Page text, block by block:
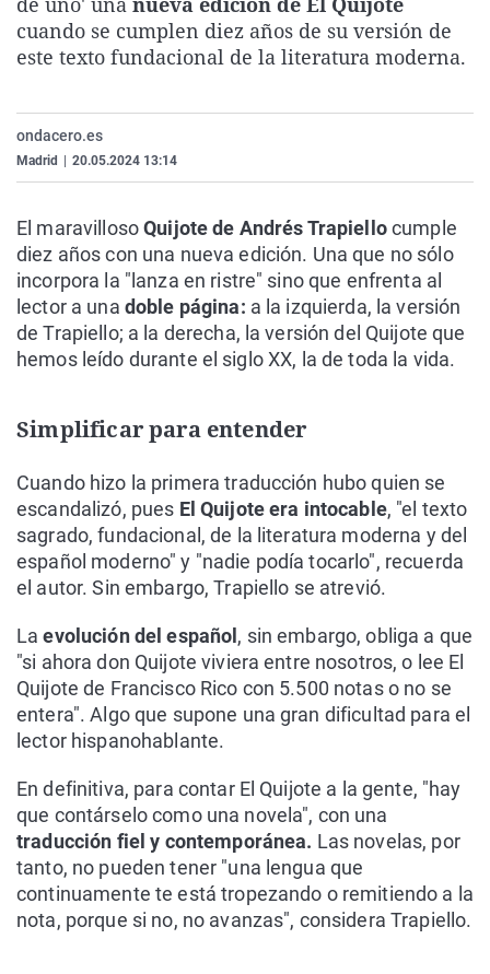
La rosa de los vientos
Gente viajera
Caso
Retornados
Extremadura
Galicia
Virales
Televisión
cuando se cumplen diez años de su versión de
este texto fundacional de la literatura moderna.
ondacero.es
Madrid 20.05.2024 13:14
El maravillosoQuijote de Andrés Trapiellocumple
diez años con una nueva edición. Una que no sólo
incorpora la "lanza en ristre" sino que enfrenta al
lector a una doble página: a la izquierda, la versión
de Trapiello; a la derecha, la versión del Quijote que
hemos leído durante el siglo XX, la de toda la vida.
Simplificar para entender
Cuando hizo la primera traducción hubo quien se
escandalizó, pues El Quijote era intocable, "el texto
sagrado, fundacional, de la literatura moderna y del
español moderno" y "nadie podía tocarlo", recuerda
el autor. Sin embargo, Trapiello se atrevió.
Laevolución del español , sin embargo, obliga a que
"si ahora don Quijote viviera entre nosotros, o lee El
Quijote de Francisco Rico con 5.500 notas o no se
entera". Algo que supone una gran dificultad para el
lector hispanohablante.
En definitiva, para contar El Quijote a la gente, "hay
que contárselo como una novela", con una
traducción fiel y contemporánea. Las novelas, por
tanto, no pueden tener "una lengua que
continuamente te está tropezando o remitiendo a la
nota, porque si no, no avanzas", considera Trapiello.